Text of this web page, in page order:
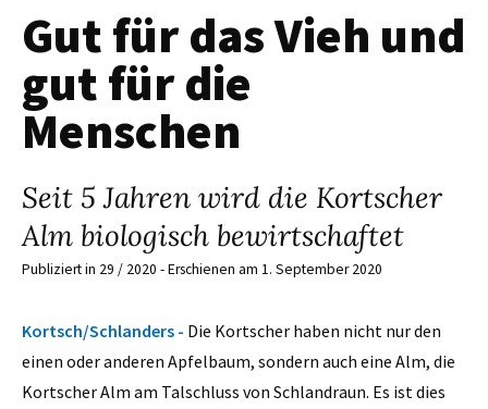
Gut für das Vieh und
gut für die
Menschen
Seit 5 Jahren wird die Kortscher
Alm biologisch bewirtschaftet
Publiziert in 29 / 2020 - Erschienen am 1. September 2020
Kortsch/Schlanders - Die Kortscher haben nicht nur den
einen oder anderen Apfelbaum, sondern auch eine Alm, die
Kortscher Alm am Talschluss von Schlandraun. Es ist dies